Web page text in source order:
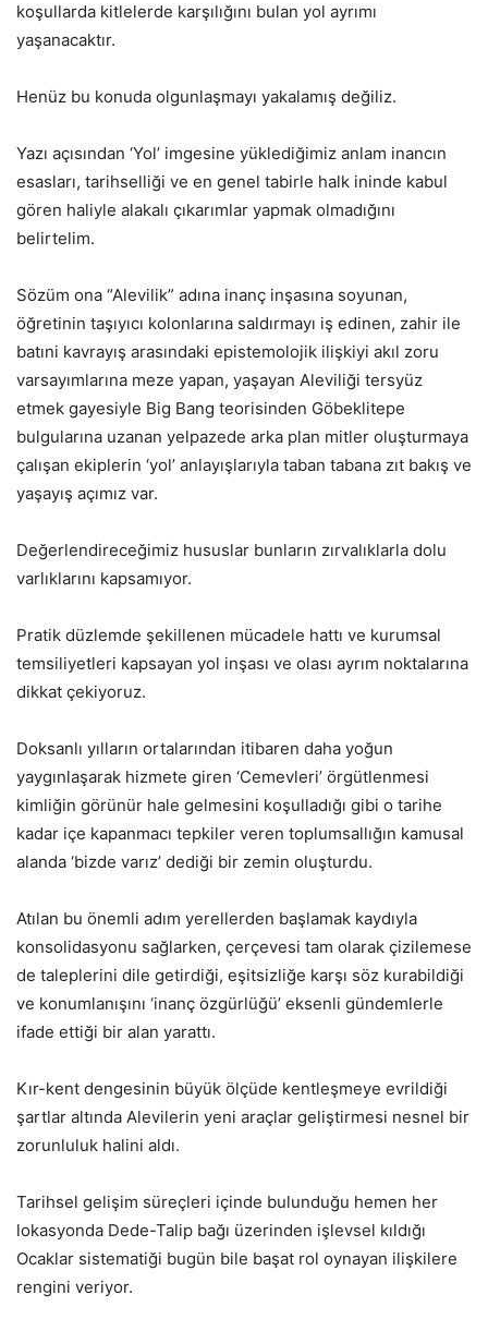
koşullarda kitlelerde karşılığını bulan yol ayrımı
yaşanacaktır.
Henüz bu konuda olgunlaşmayı yakalamış değiliz.
Yazı açısından ‘Yol’ imgesine yüklediğimiz anlam inancın
esasları, tarihselliği ve en genel tabirle halk ininde kabul
gören haliyle alakalı çıkarımlar yapmak olmadığını
belirtelim.
Sözüm ona “Alevilik” adına inanç inşasına soyunan,
öğretinin taşıyıcı kolonlarına saldırmayı iş edinen, zahir ile
batıni kavrayış arasındaki epistemolojik ilişkiyi akıl zoru
varsayımlarına meze yapan, yaşayan Aleviliği tersyüz
etmek gayesiyle Big Bang teorisinden Göbeklitepe
bulgularına uzanan yelpazede arka plan mitler oluşturmaya
çalışan ekiplerin ‘yol’ anlayışlarıyla taban tabana zıt bakış ve
yaşayış açımız var.
Değerlendireceğimiz hususlar bunların zırvalıklarla dolu
varlıklarını kapsamıyor.
Pratik düzlemde şekillenen mücadele hattı ve kurumsal
temsiliyetleri kapsayan yol inşası ve olası ayrım noktalarına
dikkat çekiyoruz.
Doksanlı yılların ortalarından itibaren daha yoğun
yaygınlaşarak hizmete giren ‘Cemevleri’ örgütlenmesi
kimliğin görünür hale gelmesini koşulladığı gibi o tarihe
kadar içe kapanmacı tepkiler veren toplumsallığın kamusal
alanda ‘bizde varız’ dediği bir zemin oluşturdu.
Atılan bu önemli adım yerellerden başlamak kaydıyla
konsolidasyonu sağlarken, çerçevesi tam olarak çizilemese
de taleplerini dile getirdiği, eşitsizliğe karşı söz kurabildiği
ve konumlanışını ‘inanç özgürlüğü’ eksenli gündemlerle
ifade ettiği bir alan yarattı.
Kır-kent dengesinin büyük ölçüde kentleşmeye evrildiği
şartlar altında Alevilerin yeni araçlar geliştirmesi nesnel bir
zorunluluk halini aldı.
Tarihsel gelişim süreçleri içinde bulunduğu hemen her
lokasyonda Dede-Talip bağı üzerinden işlevsel kıldığı
Ocaklar sistematiği bugün bile başat rol oynayan ilişkilere
rengini veriyor.